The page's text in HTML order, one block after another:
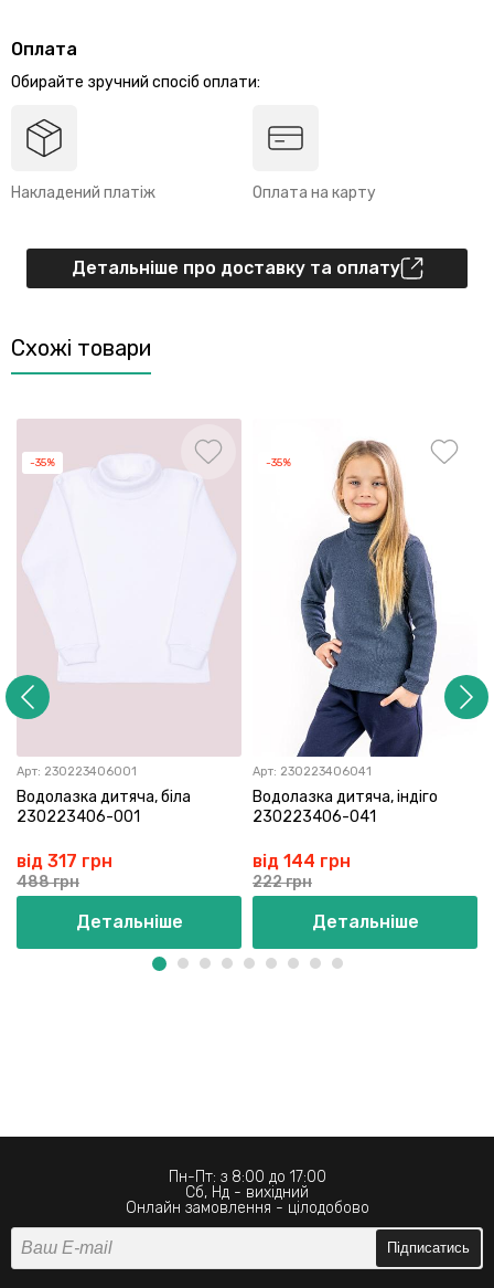
Оплата
Обирайте зручний спосіб оплати:
Накладений платіж Оплата на карту
Детальніше про доставку та оплату
Схожі товари
-35%
Арт: 230223406001
Водолазка дитяча, біла
230223406-001
від 317 грн
488 грн
Детальніше
-35%
Арт: 230223406041
Водолазка дитяча, індіго
230223406-041
від 144 грн
222 грн
Детальніше
Пн-Пт: з 8:00 до 17:00
Сб, Нд - вихідний
Онлайн замовлення - цілодобово
Підписатись